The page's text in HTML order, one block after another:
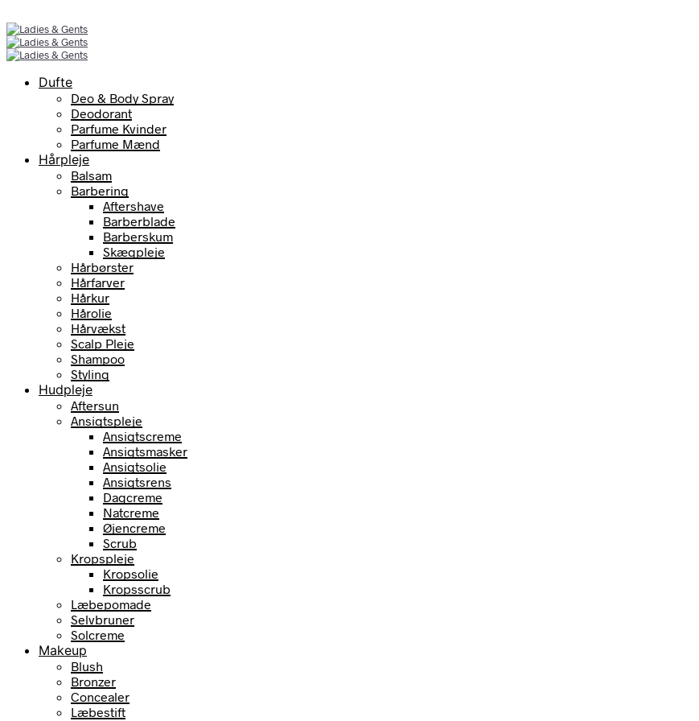
Dufte
Deo & Body Spray
Deodorant
Parfume Kvinder
Parfume Mænd
Hårpleje
Balsam
Barbering
Aftershave
Barberblade
Barberskum
Skægpleje
Hårbørster
Hårfarver
Hårkur
Hårolie
Hårvækst
Scalp Pleje
Shampoo
Styling
Hudpleje
Aftersun
Ansigtspleje
Ansigtscreme
Ansigtsmasker
Ansigtsolie
Ansigtsrens
Dagcreme
Natcreme
Øjencreme
Scrub
Kropspleje
Kropsolie
Kropsscrub
Læbepomade
Selvbruner
Solcreme
Makeup
Blush
Bronzer
Concealer
Læbestift